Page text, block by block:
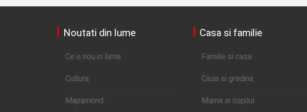
Noutati din lume
Ce e nou in lume
Cultura
Mapamond
Casa si familie
Familie si casa
Casa si gradina
Mama si copilul